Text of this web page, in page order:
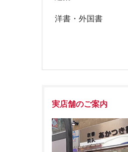
洋書・外国書
実店舗のご案内